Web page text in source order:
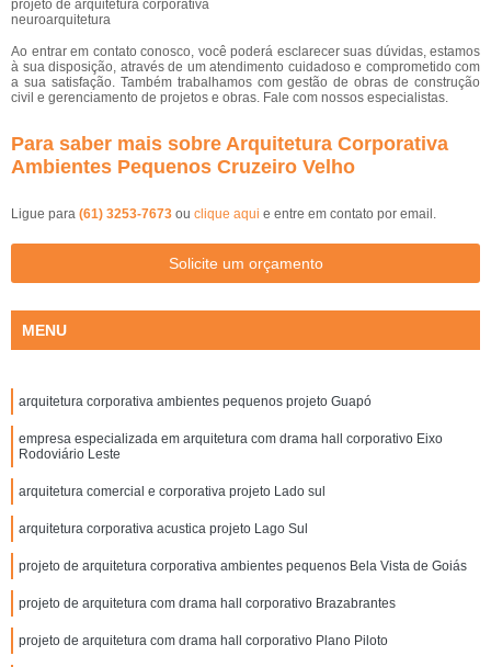
projeto de arquitetura corporativa
neuroarquitetura
Ao entrar em contato conosco, você poderá esclarecer suas dúvidas, estamos
à sua disposição, através de um atendimento cuidadoso e comprometido com
a sua satisfação. Também trabalhamos com gestão de obras de construção
civil e gerenciamento de projetos e obras. Fale com nossos especialistas.
Para saber mais sobre Arquitetura Corporativa
Ambientes Pequenos Cruzeiro Velho
Ligue para (61) 3253-7673 ou clique aqui e entre em contato por email.
Solicite um orçamento
MENU
arquitetura corporativa ambientes pequenos projeto Guapó
empresa especializada em arquitetura com drama hall corporativo Eixo
Rodoviário Leste
arquitetura comercial e corporativa projeto Lado sul
arquitetura corporativa acustica projeto Lago Sul
projeto de arquitetura corporativa ambientes pequenos Bela Vista de Goiás
projeto de arquitetura com drama hall corporativo Brazabrantes
projeto de arquitetura com drama hall corporativo Plano Piloto